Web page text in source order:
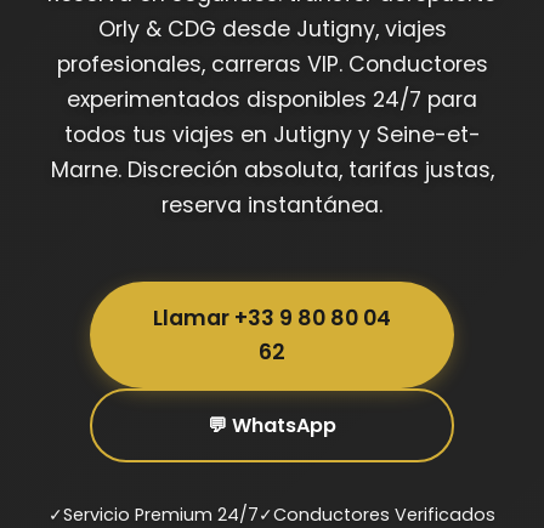
Orly & CDG desde Jutigny, viajes
profesionales, carreras VIP. Conductores
experimentados disponibles 24/7 para
todos tus viajes en Jutigny y Seine-et-
Marne. Discreción absoluta, tarifas justas,
reserva instantánea.
Llamar +33 9 80 80 04
62
💬 WhatsApp
✓Servicio Premium 24/7✓Conductores Verificados